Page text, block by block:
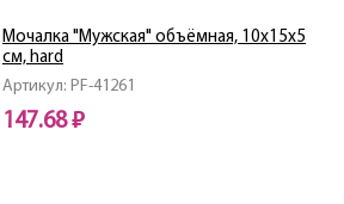
Артикул: PF-41261
Мочалка "Мужская" объёмная, 10х15х5
см, hard
147.68 ₽